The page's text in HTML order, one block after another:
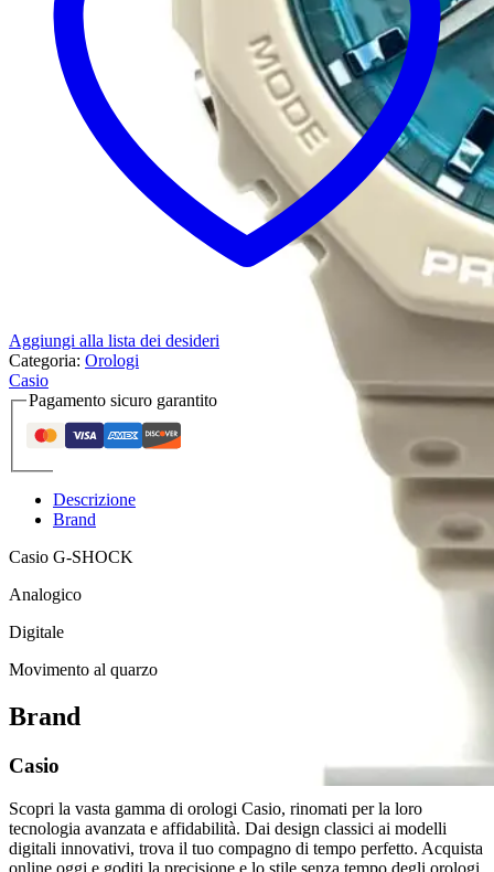
Aggiungi alla lista dei desideri
Categoria: Orologi
Casio
Pagamento sicuro garantito
Descrizione
Brand
Casio G-SHOCK
Analogico
Digitale
Movimento al quarzo
Brand
Casio
Scopri la vasta gamma di orologi Casio, rinomati per la loro
tecnologia avanzata e affidabilità. Dai design classici ai modelli
digitali innovativi, trova il tuo compagno di tempo perfetto. Acquista
online oggi e goditi la precisione e lo stile senza tempo degli orologi